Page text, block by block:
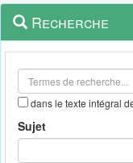
Navigation
outils
Menu
contextuel
Recherche
dans le texte intégral
Sujet